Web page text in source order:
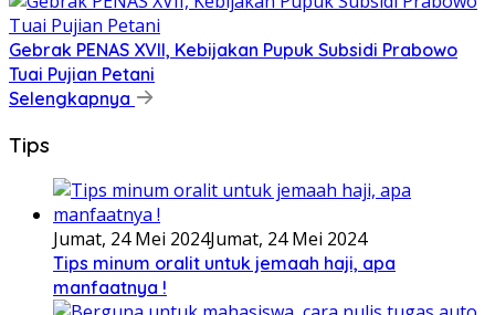
Gebrak PENAS XVII, Kebijakan Pupuk Subsidi Prabowo
Tuai Pujian Petani
Selengkapnya
Tips
Jumat, 24 Mei 2024Jumat, 24 Mei 2024
Tips minum oralit untuk jemaah haji, apa
manfaatnya !